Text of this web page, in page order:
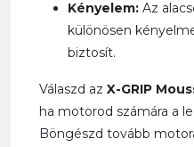
Kényelem: Az
különösen
biztosít.
Válaszd az X-GRIP
ha motorod számára a
Böngészd tovább